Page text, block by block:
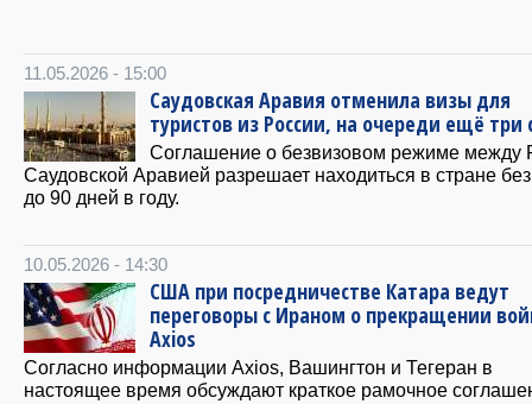
11.05.2026 - 15:00
Саудовская Аравия отменила визы для
туристов из России, на очереди ещё три
Соглашение о безвизовом режиме между
Саудовской Аравией разрешает находиться в стране
до 90 дней в году.
10.05.2026 - 14:30
США при посредничестве Катара ведут
переговоры с Ираном о прекращении
Axios
Согласно информации Axios, Вашингтон и Тегеран в
настоящее время обсуждают краткое рамочное